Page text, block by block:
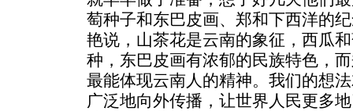
萄种子和东巴皮画、郑和下西洋的
艳说，山茶花是云南的象征，西瓜
种，东巴皮画有浓郁的民族特色，
最能体现云南人的精神。我们的想
广泛地向外传播，让世界人民更多